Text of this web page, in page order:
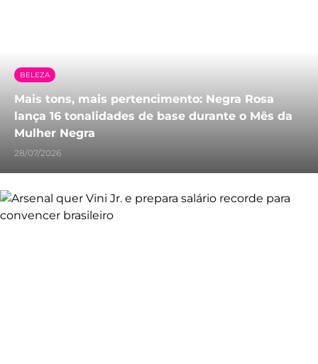
BELEZA
Mais tons, mais pertencimento: Negra Rosa
lança 16 tonalidades de base durante o Mês da
Mulher Negra
28/07/2026